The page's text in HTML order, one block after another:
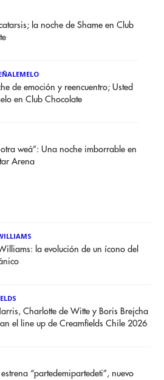
la noche de Shame en Club
de emoción y reencuentro; Usted
en Club Chocolate
otra weá”: Una noche imborrable en
Arena
la evolución de un ícono del
Charlotte de Witte y Boris Brejcha
el line up de Creamfields Chile 2026
estrena “partedemipartedeti”, nuevo